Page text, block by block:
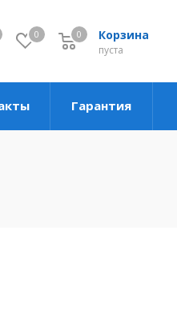
0 Корзина
пуста
0
Гарантия